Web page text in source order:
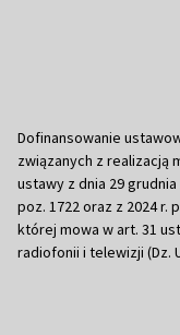
Dofinansowanie
związanych z realizacją
ustawy z dnia 29 grudnia
poz. 1722 oraz z 2024
której mowa w art. 31
radiofonii i telewizji (Dz.